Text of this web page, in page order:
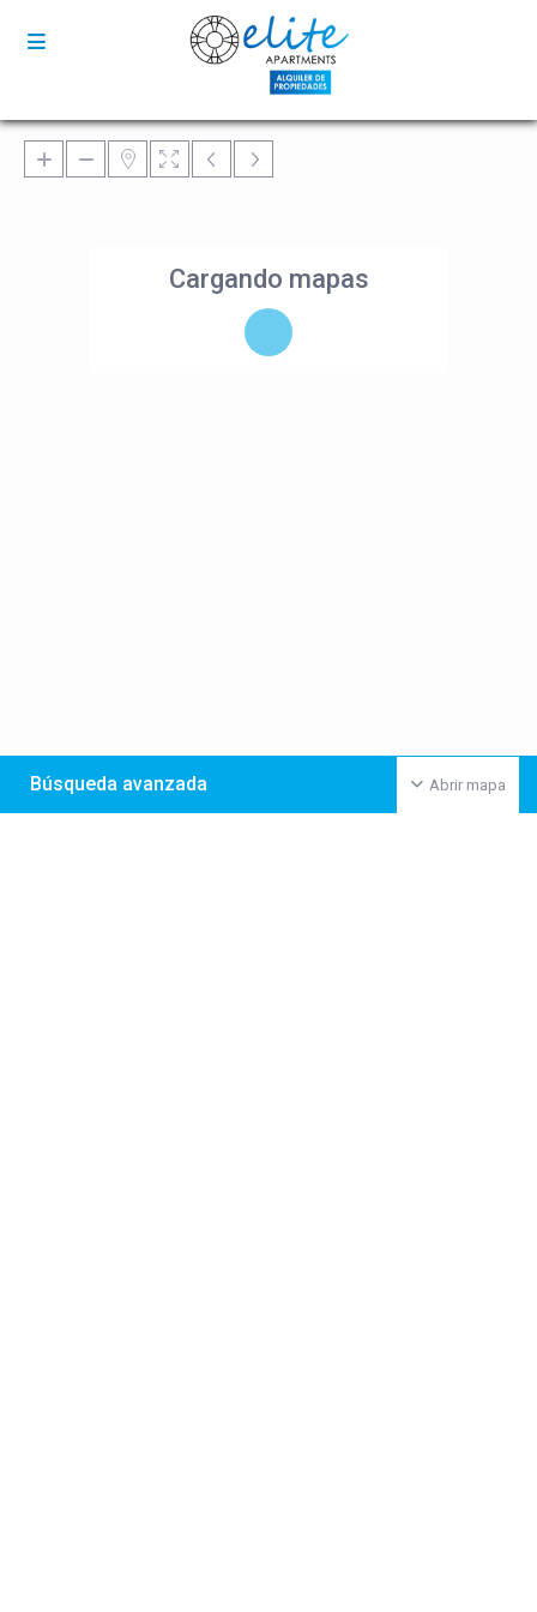
Cargando mapas
Abrir mapa
Búsqueda avanzada